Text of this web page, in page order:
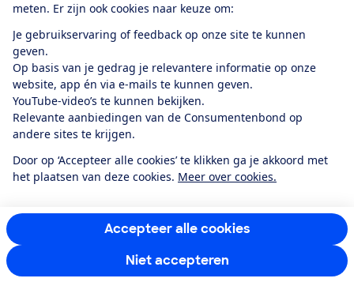
meten. Er zijn ook cookies naar keuze om:
Je gebruikservaring of feedback op onze site te kunnen
geven.
Op basis van je gedrag je relevantere informatie op onze
website, app én via e-mails te kunnen geven.
YouTube-video’s te kunnen bekijken.
Relevante aanbiedingen van de Consumentenbond op
andere sites te krijgen.
Door op ‘Accepteer alle cookies’ te klikken ga je akkoord met
het plaatsen van deze cookies. Meer over cookies.
Accepteer alle cookies
Niet accepteren
Alles over de
app
Algemene Voorwaarden
Privacyverklaring
Cookiebeleid
Privacyvoorkeuren
Toegankelijkheid
RSS-feed nieuws
Facebook
TwitterInstagram
YoutubeLinkedIn
12.901consumentenbeoordelen de Consumentenbondmet gemiddeld